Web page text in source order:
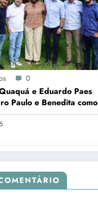
0
e Eduardo Paes
Paulo e Benedita como
Senado no Rio